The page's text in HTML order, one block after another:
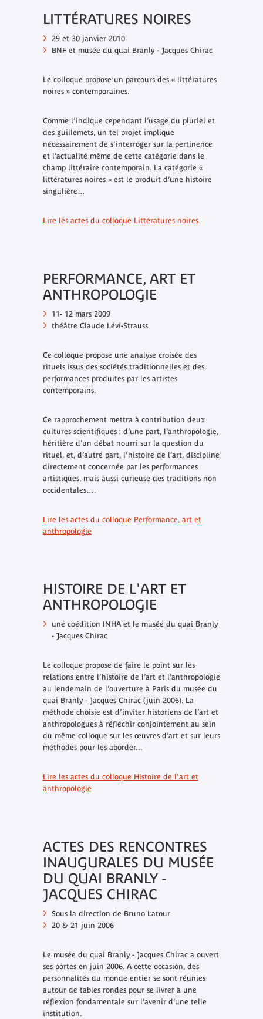
LITTÉRATURES NOIRES
29 et 30 janvier 2010
BNF et musée du quai Branly - Jacques Chirac
Le colloque propose un parcours des « littératures
noires » contemporaines.
Comme l’indique cependant l’usage du pluriel et
des guillemets, un tel projet implique
nécessairement de s’interroger sur la pertinence
et l’actualité même de cette catégorie dans le
champ littéraire contemporain. La catégorie «
littératures noires » est le produit d’une histoire
singulière…
Lire les actes du colloque Littératures noires
PERFORMANCE, ART ET
ANTHROPOLOGIE
11- 12 mars 2009
théâtre Claude Lévi-Strauss
Ce colloque propose une analyse croisée des
rituels issus des sociétés traditionnelles et des
performances produites par les artistes
contemporains.
Ce rapprochement mettra à contribution deux
cultures scientifiques : d’une part, l’anthropologie,
héritière d’un débat nourri sur la question du
rituel, et, d’autre part, l’histoire de l’art, discipline
directement concernée par les performances
artistiques, mais aussi curieuse des traditions non
occidentales….
Lire les actes du colloque Performance, art et
anthropologie
HISTOIRE DE L'ART ET
ANTHROPOLOGIE
une coédition INHA et le musée du quai Branly
- Jacques Chirac
Le colloque propose de faire le point sur les
relations entre l’histoire de l’art et l’anthropologie
au lendemain de l’ouverture à Paris du musée du
quai Branly - Jacques Chirac (juin 2006). La
méthode choisie est d’inviter historiens de l’art et
anthropologues à réfléchir conjointement au sein
du même colloque sur les œuvres d’art et sur leurs
méthodes pour les aborder...
Lire les actes du colloque Histoire de l'art et
anthropologie
ACTES DES RENCONTRES
INAUGURALES DU MUSÉE
DU QUAI BRANLY -
JACQUES CHIRAC
Sous la direction de Bruno Latour
20 & 21 juin 2006
Le musée du quai Branly - Jacques Chirac a ouvert
ses portes en juin 2006. A cette occasion, des
personnalités du monde entier se sont réunies
autour de tables rondes pour se livrer à une
réflexion fondamentale sur l’avenir d’une telle
institution.